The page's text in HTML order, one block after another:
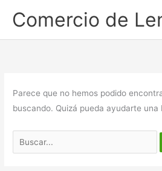
Comercio de
Parece que no hemos podido
buscando. Quizá pueda ayudarte una